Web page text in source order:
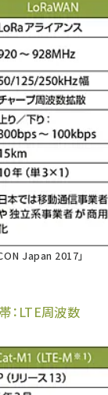
Japan 2017」
：LTE周波数